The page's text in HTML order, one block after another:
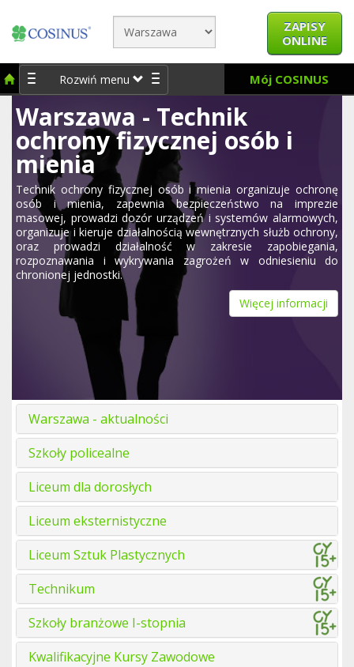
ZAPISY
ONLINE
Rozwiń menu Mój COSINUS
Warszawa - Technik
ochrony fizycznej osób i
mienia
Technik ochrony fizycznej osób i mienia organizuje ochronę
osób i mienia, zapewnia bezpieczeństwo na imprezie
masowej, prowadzi dozór urządzeń i systemów alarmowych,
organizuje i kieruje działalnością wewnętrznych służb ochrony,
oraz prowadzi działalność w zakresie zapobiegania,
rozpoznawania i wykrywania zagrożeń w odniesieniu do
chronionej jednostki.
Więcej informacji
Warszawa - aktualności
Szkoły policealne
Liceum dla dorosłych
Liceum eksternistyczne
Liceum Sztuk Plastycznych
Technikum
Szkoły branżowe I-stopnia
Kwalifikacyjne Kursy Zawodowe